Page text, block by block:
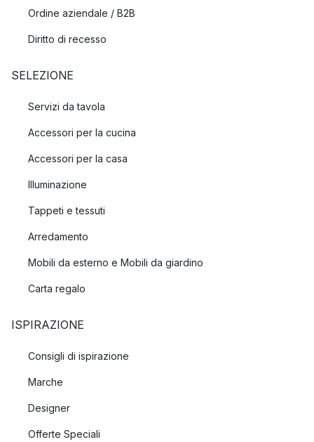
Ordine aziendale / B2B
Diritto di recesso
SELEZIONE
Servizi da tavola
Accessori per la cucina
Accessori per la casa
Illuminazione
Tappeti e tessuti
Arredamento
Mobili da esterno e Mobili da giardino
Carta regalo
ISPIRAZIONE
Consigli di ispirazione
Marche
Designer
Offerte Speciali